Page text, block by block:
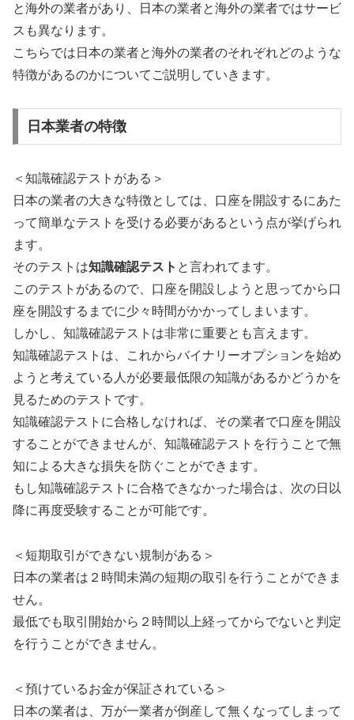
と海外の業者があり、日本の業者と海外の業者ではサービ
スも異なります。
こちらでは日本の業者と海外の業者のそれぞれどのような
特徴があるのかについてご説明していきます。
日本業者の特徴
＜知識確認テストがある＞
日本の業者の大きな特徴としては、口座を開設するにあた
って簡単なテストを受ける必要があるという点が挙げられ
ます。
そのテストは知識確認テスト と言われてます。
このテストがあるので、口座を開設しようと思ってから口
座を開設するまでに少々時間がかかってしまいます。
しかし、知識確認テストは非常に重要とも言えます。
知識確認テストは、これからバイナリーオプションを始め
ようと考えている人が必要最低限の知識があるかどうかを
見るためのテストです。
知識確認テストに合格しなければ、その業者で口座を開設
することができませんが、知識確認テストを行うことで無
知による大きな損失を防ぐことができます。
もし知識確認テストに合格できなかった場合は、次の日以
降に再度受験することが可能です。
＜短期取引ができない規制がある＞
日本の業者は２時間未満の短期の取引を行うことができま
せん。
最低でも取引開始から２時間以上経ってからでないと判定
を行うことができません。
＜預けているお金が保証されている＞
日本の業者は、万が一業者が倒産して無くなってしまって